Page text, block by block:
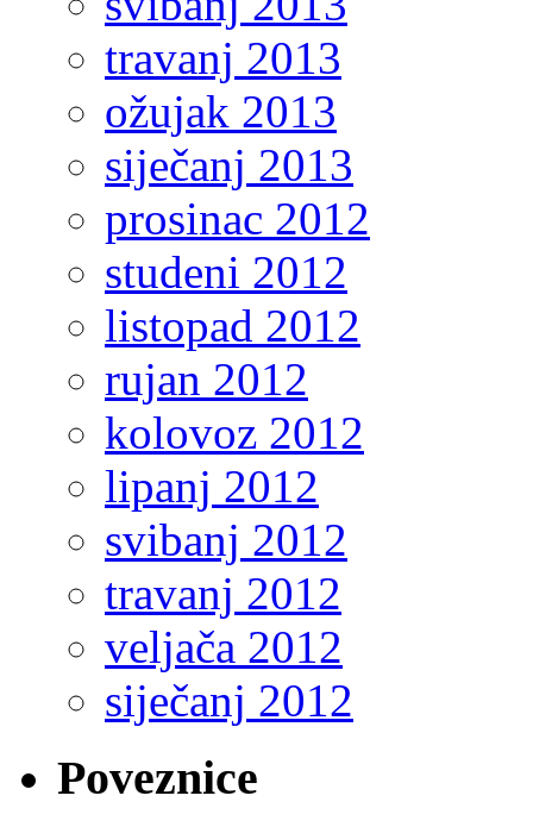
travanj 2013
ožujak 2013
siječanj 2013
prosinac 2012
studeni 2012
listopad 2012
rujan 2012
kolovoz 2012
lipanj 2012
svibanj 2012
travanj 2012
veljača 2012
siječanj 2012
Poveznice